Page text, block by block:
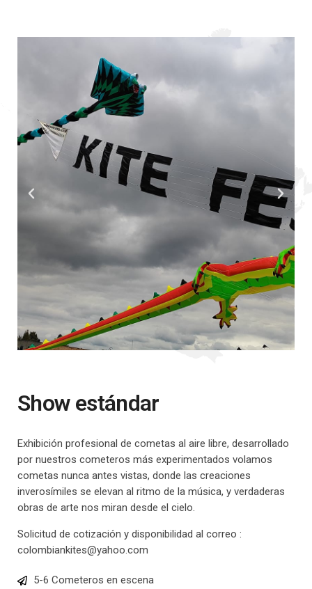
Show estándar
Exhibición profesional de cometas al aire libre, desarrollado
por nuestros cometeros más experimentados volamos
cometas nunca antes vistas, donde las creaciones
inverosímiles se elevan al ritmo de la música, y verdaderas
obras de arte nos miran desde el cielo.
Solicitud de cotización y disponibilidad al correo :
colombiankites@yahoo.com
5-6 Cometeros en escena